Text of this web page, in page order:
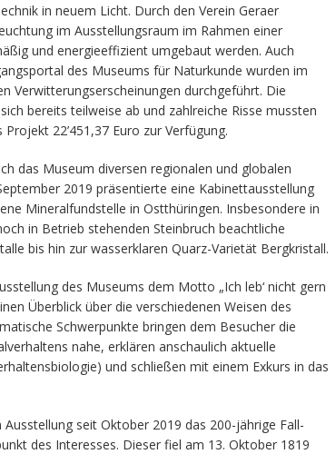
in neuem Licht. Durch den Verein Geraer
im Ausstellungsraum im Rahmen einer
und energieeffizient umgebaut werden. Auch
des Museums für Naturkunde wurden im
Verwitterungserscheinungen durchgeführt. Die
bereits teilweise ab und zahlreiche Risse mussten
22’451,37 Euro zur Verfügung.
das Museum diversen regionalen und globalen
2019 präsentierte eine Kabinettausstellung
Mineralfundstelle in Ostthüringen. Insbesondere in
in Betrieb stehenden Steinbruch beachtliche
bis hin zur wasserklaren Quarz-Varietät Bergkristall.
des Museums dem Motto „Ich leb‘ nicht gern
Überblick über die verschiedenen Weisen des
Schwerpunkte bringen dem Besucher die
nahe, erklären anschaulich aktuelle
und schließen mit einem Exkurs in das
seit Oktober 2019 das 200-jährige Fall-
des Interesses. Dieser fiel am 13. Oktober 1819